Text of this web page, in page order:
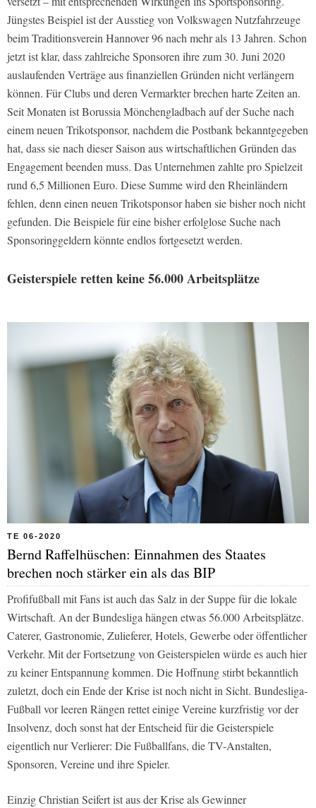
Jüngstes Beispiel ist der Ausstieg von Volkswagen Nutzfahrzeuge
beim Traditionsverein Hannover 96 nach mehr als 13 Jahren. Schon
jetzt ist klar, dass zahlreiche Sponsoren ihre zum 30. Juni 2020
auslaufenden Verträge aus finanziellen Gründen nicht verlängern
können. Für Clubs und deren Vermarkter brechen harte Zeiten an.
Seit Monaten ist Borussia Mönchengladbach auf der Suche nach
einem neuen Trikotsponsor, nachdem die Postbank bekanntgegeben
hat, dass sie nach dieser Saison aus wirtschaftlichen Gründen das
Engagement beenden muss. Das Unternehmen zahlte pro Spielzeit
rund 6,5 Millionen Euro. Diese Summe wird den Rheinländern
fehlen, denn einen neuen Trikotsponsor haben sie bisher noch nicht
gefunden. Die Beispiele für eine bisher erfolglose Suche nach
Sponsoringgeldern könnte endlos fortgesetzt werden.
Geisterspiele retten keine 56.000 Arbeitsplätze
TE 06-2020
Bernd Raffelhüschen: Einnahmen des Staates
brechen noch stärker ein als das BIP
Profifußball mit Fans ist auch das Salz in der Suppe für die lokale
Wirtschaft. An der Bundesliga hängen etwas 56.000 Arbeitsplätze.
Caterer, Gastronomie, Zulieferer, Hotels, Gewerbe oder öffentlicher
Verkehr. Mit der Fortsetzung von Geisterspielen würde es auch hier
zu keiner Entspannung kommen. Die Hoffnung stirbt bekanntlich
zuletzt, doch ein Ende der Krise ist noch nicht in Sicht. Bundesliga-
Fußball vor leeren Rängen rettet einige Vereine kurzfristig vor der
Insolvenz, doch sonst hat der Entscheid für die Geisterspiele
eigentlich nur Verlierer: Die Fußballfans, die TV-Anstalten,
Sponsoren, Vereine und ihre Spieler.
Einzig Christian Seifert ist aus der Krise als Gewinner